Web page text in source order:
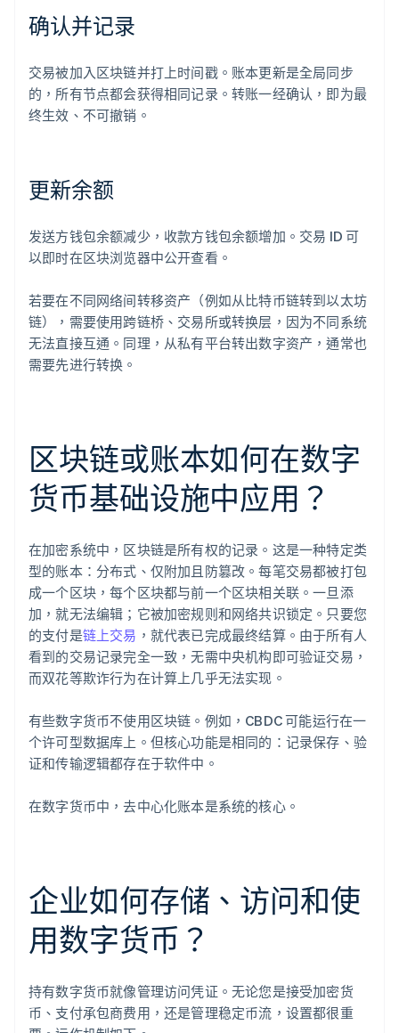
确认并记录
交易被加入区块链并打上时间戳。账本更新是全局同步
的，所有节点都会获得相同记录。转账一经确认，即为最
终生效、不可撤销。
更新余额
发送方钱包余额减少，收款方钱包余额增加。交易 ID 可
以即时在区块浏览器中公开查看。
若要在不同网络间转移资产（例如从比特币链转到以太坊
链），需要使用跨链桥、交易所或转换层，因为不同系统
无法直接互通。同理，从私有平台转出数字资产，通常也
需要先进行转换。
区块链或账本如何在数字
货币基础设施中应用？
在加密系统中，区块链是所有权的记录。这是一种特定类
型的账本：分布式、仅附加且防篡改。每笔交易都被打包
成一个区块，每个区块都与前一个区块相关联。一旦添
加，就无法编辑；它被加密规则和网络共识锁定。只要您
的支付是链上交易 ，就代表已完成最终结算。由于所有人
看到的交易记录完全一致，无需中央机构即可验证交易，
而双花等欺诈行为在计算上几乎无法实现。
有些数字货币不使用区块链。例如，CBDC 可能运行在一
个许可型数据库上。但核心功能是相同的：记录保存、验
证和传输逻辑都存在于软件中。
在数字货币中，去中心化账本是系统的核心。
企业如何存储、访问和使
用数字货币？
持有数字货币就像管理访问凭证。无论您是接受加密货
币、支付承包商费用，还是管理稳定币流，设置都很重